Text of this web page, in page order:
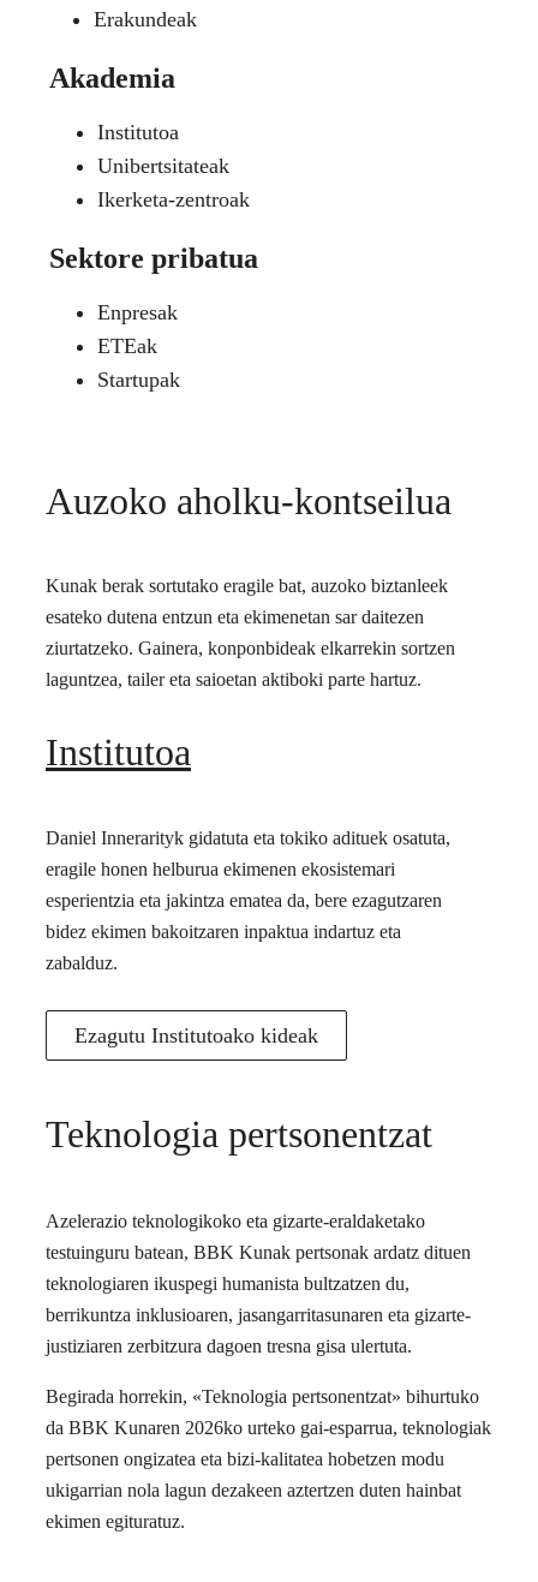
Erakundeak
Akademia
Institutoa
Unibertsitateak
Ikerketa-zentroak
Sektore pribatua
Enpresak
ETEak
Startupak
Auzoko aholku-kontseilua
Kunak berak sortutako eragile bat, auzoko biztanleek
esateko dutena entzun eta ekimenetan sar daitezen
ziurtatzeko. Gainera, konponbideak elkarrekin sortzen
laguntzea, tailer eta saioetan aktiboki parte hartuz.
Institutoa
Daniel Innerarityk gidatuta eta tokiko adituek osatuta,
eragile honen helburua ekimenen ekosistemari
esperientzia eta jakintza ematea da, bere ezagutzaren
bidez ekimen bakoitzaren inpaktua indartuz eta
zabalduz.
Ezagutu Institutoako kideak
Teknologia pertsonentzat
Azelerazio teknologikoko eta gizarte-eraldaketako
testuinguru batean, BBK Kunak pertsonak ardatz dituen
teknologiaren ikuspegi humanista bultzatzen du,
berrikuntza inklusioaren, jasangarritasunaren eta gizarte-
justiziaren zerbitzura dagoen tresna gisa ulertuta.
Begirada horrekin, «Teknologia pertsonentzat» bihurtuko
da BBK Kunaren 2026ko urteko gai-esparrua, teknologiak
pertsonen ongizatea eta bizi-kalitatea hobetzen modu
ukigarrian nola lagun dezakeen aztertzen duten hainbat
ekimen egituratuz.